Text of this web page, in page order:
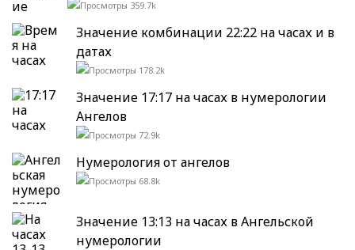
359.7k
Значение комбинации 22:22 на часах и в
датах
178.2k
Значение 17:17 на часах в нумерологии
Ангелов
72.9k
Нумерология от ангелов
68.8k
Значение 13:13 на часах в Ангельской
нумерологии